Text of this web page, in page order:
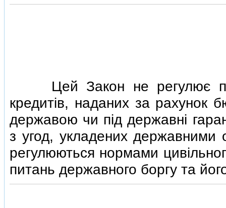
Цей Закон не регулює
кредитiв, наданих за рахунок
державою чи пiд державнi
з угод, укладених
регулюються нормами
питань державного боргу та